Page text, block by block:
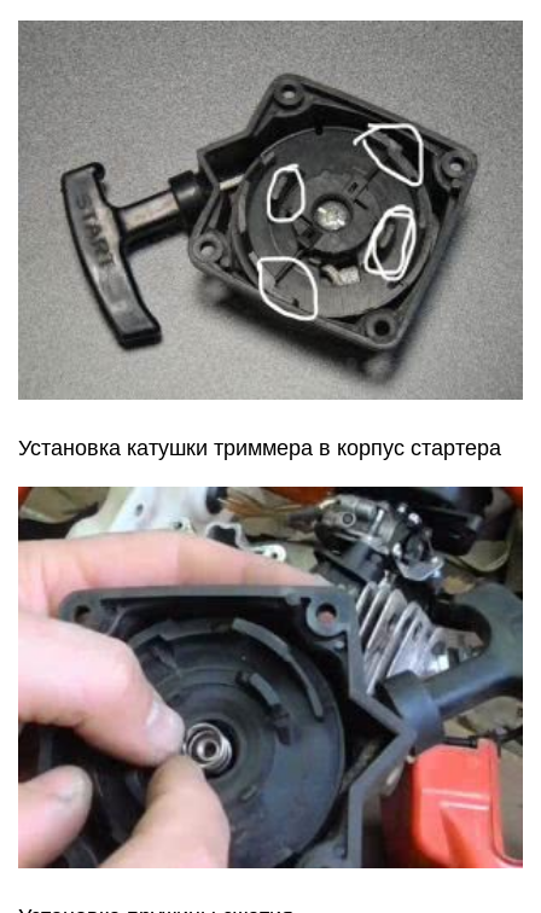
Установка катушки триммера в корпус стартера